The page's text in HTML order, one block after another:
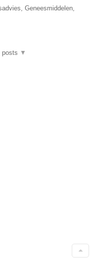
Geneesmiddelen,
posts ▼